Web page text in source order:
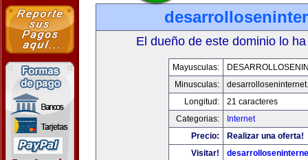
El dueño de este dominio lo
Mayusculas:
Minusculas:
Longitud:
21 caracteres
Categorias:
Internet
Precio:
Realizar una oferta!
Visitar!